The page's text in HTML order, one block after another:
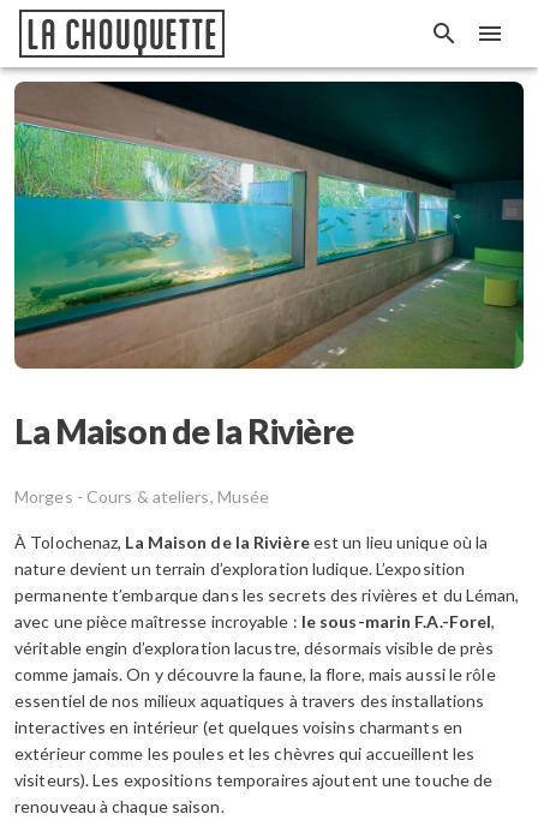
La Maison de la Rivière
Morges - Cours & ateliers, Musée
À Tolochenaz, La Maison de la Rivièreest un lieu unique où la
nature devient un terrain d’exploration ludique. L’exposition
permanente t’embarque dans les secrets des rivières et du Léman,
avec une pièce maîtresse incroyable : le sous-marin F.A.-Forel,
véritable engin d’exploration lacustre, désormais visible de près
comme jamais. On y découvre la faune, la flore, mais aussi le rôle
essentiel de nos milieux aquatiques à travers des installations
interactives en intérieur (et quelques voisins charmants en
extérieur comme les poules et les chèvres qui accueillent les
visiteurs). Les expositions temporaires ajoutent une touche de
renouveau à chaque saison.